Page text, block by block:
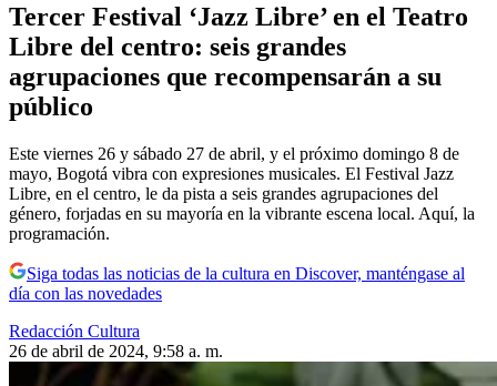
Tercer Festival ‘Jazz Libre’ en el Teatro
Libre del centro: seis grandes
agrupaciones que recompensarán a su
público
Este viernes 26 y sábado 27 de abril, y el próximo domingo 8 de
mayo, Bogotá vibra con expresiones musicales. El Festival Jazz
Libre, en el centro, le da pista a seis grandes agrupaciones del
género, forjadas en su mayoría en la vibrante escena local. Aquí, la
programación.
Siga todas las noticias de la cultura en Discover, manténgase al
día con las novedades
Redacción Cultura
26 de abril de 2024, 9:58 a. m.